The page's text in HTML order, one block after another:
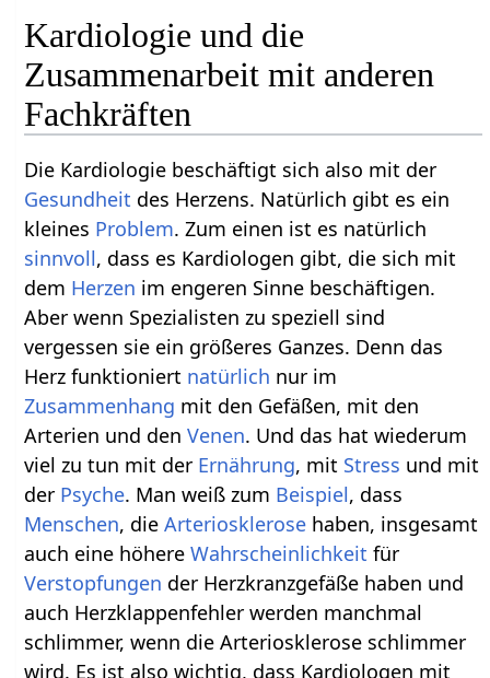
Kardiologie und die
Zusammenarbeit mit anderen
Fachkräften
Die Kardiologie beschäftigt sich also mit der
Gesundheit des Herzens. Natürlich gibt es ein
kleines Problem. Zum einen ist es natürlich
sinnvoll, dass es Kardiologen gibt, die sich mit
dem Herzen im engeren Sinne beschäftigen.
Aber wenn Spezialisten zu speziell sind
vergessen sie ein größeres Ganzes. Denn das
Herz funktioniert natürlich nur im
Zusammenhang mit den Gefäßen, mit den
Arterien und denVenen. Und das hat wiederum
viel zu tun mit der Ernährung, mit Stress und mit
der Psyche. Man weiß zum Beispiel, dass
Menschen, dieArteriosklerose haben, insgesamt
auch eine höhereWahrscheinlichkeit für
Verstopfungen der Herzkranzgefäße haben und
auch Herzklappenfehler werden manchmal
schlimmer, wenn die Arteriosklerose schlimmer
wird. Es ist also wichtig, dass Kardiologen mit